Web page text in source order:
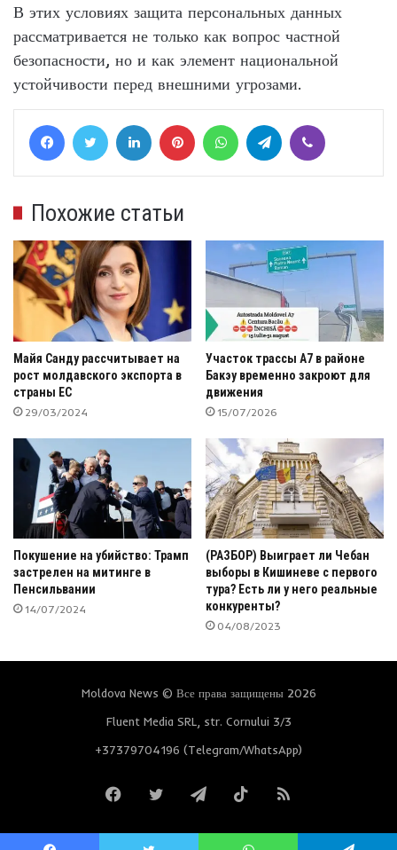
В этих условиях защита персональных данных
рассматривается не только как вопрос частной
безопасности, но и как элемент национальной
устойчивости перед внешними угрозами.
FacebookTwitter LinkedIn Pinterest WhatsAppTelegram
Похожие статьи
Майя Санду рассчитывает на
рост молдавского экспорта в
страны ЕС
29/03/2024
Участок трассы A7 в районе
Бакэу временно закроют для
движения
15/07/2026
Покушение на убийство: Трамп
застрелен на митинге в
Пенсильвании
14/07/2024
(РАЗБОР) Выиграет ли Чебан
выборы в Кишиневе с первого
тура? Есть ли у него реальные
конкуренты?
04/08/2023
Moldova News © Все права защищены 2026
Fluent Media SRL, str. Cornului 3/3
+37379704196 (Telegram/WhatsApp)
FacebookTwitterTelegramTikTokRSS